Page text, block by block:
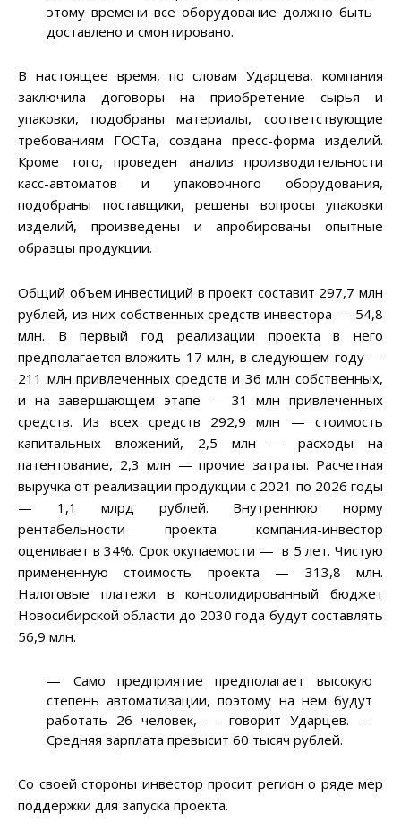
этому времени все оборудование должно быть
доставлено и смонтировано.
В настоящее время, по словам Ударцева, компания
заключила договоры на приобретение сырья и
упаковки, подобраны материалы, соответствующие
требованиям ГОСТа, создана пресс-форма изделий.
Кроме того, проведен анализ производительности
касс-автоматов и упаковочного оборудования,
подобраны поставщики, решены вопросы упаковки
изделий, произведены и апробированы опытные
образцы продукции.
Общий объем инвестиций в проект составит 297,7 млн
рублей, из них собственных средств инвестора — 54,8
млн. В первый год реализации проекта в него
предполагается вложить 17 млн, в следующем году —
211 млн привлеченных средств и 36 млн собственных,
и на завершающем этапе — 31 млн привлеченных
средств. Из всех средств 292,9 млн — стоимость
капитальных вложений, 2,5 млн — расходы на
патентование, 2,3 млн — прочие затраты. Расчетная
выручка от реализации продукции с 2021 по 2026 годы
— 1,1 млрд рублей. Внутреннюю норму
рентабельности проекта компания-инвестор
оценивает в 34%. Срок окупаемости — в 5 лет. Чистую
примененную стоимость проекта — 313,8 млн.
Налоговые платежи в консолидированный бюджет
Новосибирской области до 2030 года будут составлять
56,9 млн.
— Само предприятие предполагает высокую
степень автоматизации, поэтому на нем будут
работать 26 человек, — говорит Ударцев. —
Средняя зарплата превысит 60 тысяч рублей.
Со своей стороны инвестор просит регион о ряде мер
поддержки для запуска проекта.